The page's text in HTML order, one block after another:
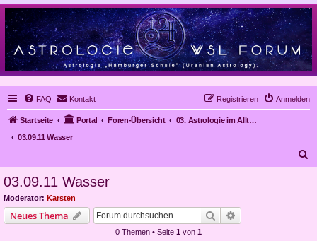
FAQ Kontakt Anmelden
Registrieren
Startseite Portal Foren-Übersicht
03. Astrologie im Alltag, Mundanastrologie, Stundenastrologie, Objekt-Astrologie
03.09.11 Wasser
03.09.11 Wasser
Moderator: Karsten
Neues Thema Suche
0 Themen • Seite 1 von 1